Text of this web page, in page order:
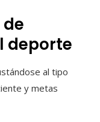
deporte
al tipo
y metas